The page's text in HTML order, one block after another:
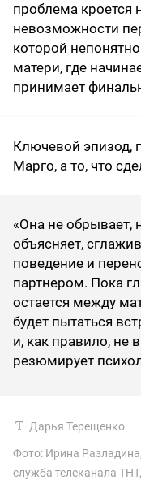
проблема кроется
невозможности
которой
матери, где
принимает
Ключевой эпизод,
Марго, а то, что
«Она не обрывает,
объясняет,
поведение и
партнером. Пока
остается между
будет пытаться
и, как правило, не
резюмирует
Дарья Терещенко
Фото: Ирина
служба телеканала